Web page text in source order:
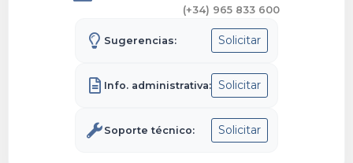
(+34) 965 833 600
Sugerencias: Solicitar
Info. administrativa: Solicitar
Soporte técnico: Solicitar